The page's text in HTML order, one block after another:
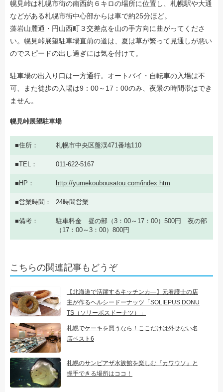
幌見峠は札幌市街の南西約６キロの場所に位置し、札幌駅や大通
などがある札幌市街中心部からは車で約25分ほど。
藻岩山麓通・円山西町３交差点を山の手方向に曲がってくださ
い。幌見峠展望駐車場直前の道は、夏は草が繁って見通しが悪い
のでスピードの出し過ぎには気を付けて。
駐車場の出入り口は一方通行。オートバイ・自転車の入場は不
可、また徒歩の入場は9：00～17：00のみ、夜景の時間帯はでき
ません。
幌見峠展望駐車場
住所 札幌市中央区盤渓471番地110
TEL 011-622-5167
HP http://yumekoubousatou.com/index.htm
営業時間 24時間営業
備考
駐車料金 昼の部（3：00～17：00）500円 夜の部
（17：00～3：00）800円
こちらの関連記事もどうぞ
【北海道で活躍するキッチンカ―】元看護士の店
主が作るヘルシードーナッツ「SOLIEPUS DONU
TS（ソリーポスドーナツ）」
札幌でケーキを買うなら！ここだけは外せない名
店ベスト6
札幌のサンピアザ水族館を楽しむ『カワウソ』と
握手できる場所はココ！